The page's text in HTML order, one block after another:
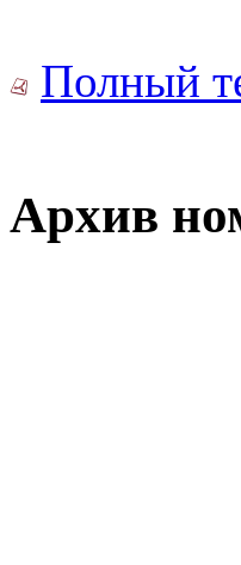
Полный
Архив